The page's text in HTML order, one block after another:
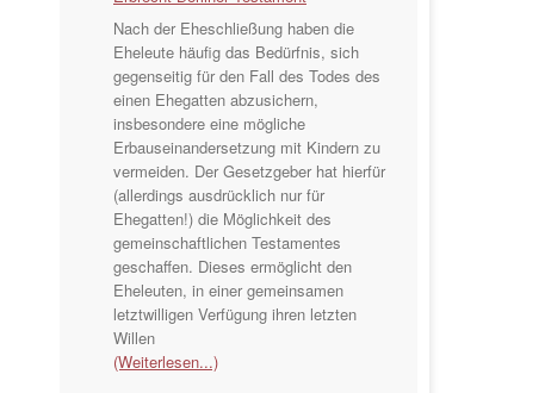
Nach der Eheschließung haben die
Eheleute häufig das Bedürfnis, sich
gegenseitig für den Fall des Todes des
einen Ehegatten abzusichern,
insbesondere eine mögliche
Erbauseinandersetzung mit Kindern zu
vermeiden. Der Gesetzgeber hat hierfür
(allerdings ausdrücklich nur für
Ehegatten!) die Möglichkeit des
gemeinschaftlichen Testamentes
geschaffen. Dieses ermöglicht den
Eheleuten, in einer gemeinsamen
letztwilligen Verfügung ihren letzten
Willen
(Weiterlesen...)